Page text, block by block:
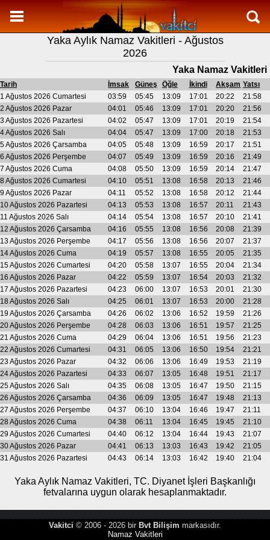
Namaz Vakitleri
Yaka Aylık Namaz Vakitleri
Yaka Ramazan imsakiyesi
Namaz Nasıl Kılınır?
Bilgi
İletişim
Yaka Aylık Namaz Vakitleri - Ağustos
2026
Yaka Namaz Vakitleri
Tarih İmsak Güneş Öğle İkindi Akşam Yatsı
1 Ağustos 2026 Cumartesi
03:59 05:45 13:09 17:01 20:22
21:58
2 Ağustos 2026 Pazar
04:01 05:46 13:09 17:01 20:20
21:56
3 Ağustos 2026 Pazartesi
04:02 05:47 13:09 17:01 20:19
21:54
4 Ağustos 2026 Salı
04:04 05:47 13:09 17:00 20:18
21:53
5 Ağustos 2026 Çarsamba
04:05 05:48 13:09 16:59 20:17
21:51
6 Ağustos 2026 Perşembe
04:07 05:49 13:09 16:59 20:16
21:49
7 Ağustos 2026 Cuma
04:08 05:50 13:09 16:59 20:14
21:47
8 Ağustos 2026 Cumartesi
04:10 05:51 13:08 16:58 20:13
21:46
9 Ağustos 2026 Pazar
04:11 05:52 13:08 16:58 20:12
21:44
10 Ağustos 2026 Pazartesi
04:13 05:53 13:08 16:57 20:11
21:43
11 Ağustos 2026 Salı
04:14 05:54 13:08 16:57 20:10
21:41
12 Ağustos 2026 Çarsamba
04:16 05:55 13:08 16:56 20:08
21:39
13 Ağustos 2026 Perşembe
04:17 05:56 13:08 16:56 20:07
21:37
14 Ağustos 2026 Cuma
04:19 05:57 13:08 16:55 20:05
21:35
15 Ağustos 2026 Cumartesi
04:20 05:58 13:07 16:55 20:04
21:34
16 Ağustos 2026 Pazar
04:22 05:59 13:07 16:54 20:03
21:32
17 Ağustos 2026 Pazartesi
04:23 06:00 13:07 16:53 20:01
21:30
18 Ağustos 2026 Salı
04:25 06:01 13:07 16:53 20:00
21:28
19 Ağustos 2026 Çarsamba
04:26 06:02 13:06 16:52 19:59
21:26
20 Ağustos 2026 Perşembe
04:28 06:03 13:06 16:51 19:57
21:25
21 Ağustos 2026 Cuma
04:29 06:04 13:06 16:51 19:56
21:23
22 Ağustos 2026 Cumartesi
04:31 06:05 13:06 16:50 19:54
21:21
23 Ağustos 2026 Pazar
04:32 06:06 13:06 16:49 19:53
21:19
24 Ağustos 2026 Pazartesi
04:33 06:07 13:05 16:48 19:51
21:17
25 Ağustos 2026 Salı
04:35 06:08 13:05 16:47 19:50
21:15
26 Ağustos 2026 Çarsamba
04:36 06:09 13:05 16:47 19:48
21:13
27 Ağustos 2026 Perşembe
04:37 06:10 13:04 16:46 19:47
21:11
28 Ağustos 2026 Cuma
04:38 06:11 13:04 16:45 19:45
21:10
29 Ağustos 2026 Cumartesi
04:40 06:12 13:04 16:44 19:43
21:07
30 Ağustos 2026 Pazar
04:41 06:13 13:03 16:43 19:42
21:05
31 Ağustos 2026 Pazartesi
04:43 06:14 13:03 16:42 19:40 21:04
Yaka Aylık Namaz Vakitleri, TC. Diyanet İşleri Başkanlığı
fetvalarına uygun olarak hesaplanmaktadır.
Vakitci © 2006 - 2026 bir Bvt Bilişim markasıdır.
Namaz Vakitleri